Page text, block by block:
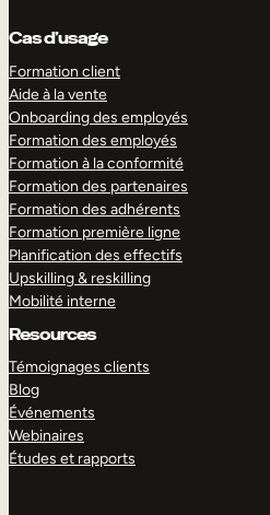
Cas d’usage
Formation client
Aide à la vente
Onboarding des employés
Formation des employés
Formation à la conformité
Formation des partenaires
Formation des adhérents
Formation première ligne
Planification des effectifs
Upskilling & reskilling
Mobilité interne
Resources
Témoignages clients
Blog
Événements
Webinaires
Études et rapports